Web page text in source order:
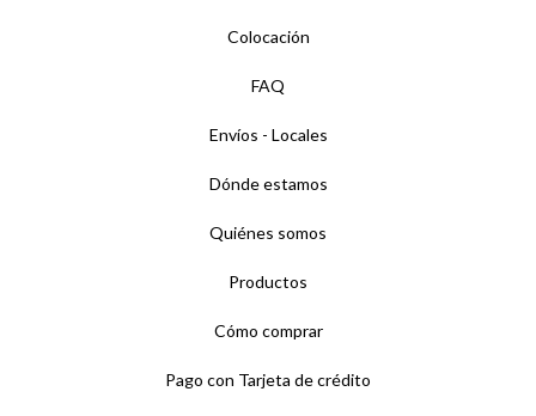
Colocación
FAQ
Envíos - Locales
Dónde estamos
Quiénes somos
Productos
Cómo comprar
Pago con Tarjeta de crédito